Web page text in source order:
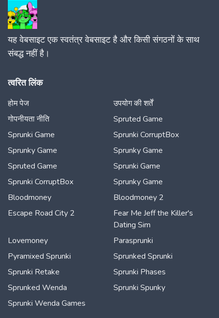
यह वेबसाइट एक स्वतंत्र वेबसाइट है और किसी संगठनों के साथ
संबद्ध नहीं है।
त्वरित लिंक
होम पेज
उपयोग की शर्तें
गोपनीयता नीति
Spruted Game
Sprunki Game
Sprunki CorruptBox
Sprunky Game
Sprunky Game
Spruted Game
Sprunki Game
Sprunki CorruptBox
Sprunky Game
Bloodmoney
Bloodmoney 2
Escape Road City 2
Fear Me Jeff the Killer's
Dating Sim
Lovemoney
Parasprunki
Pyramixed Sprunki
Sprunked Sprunki
Sprunki Retake
Sprunki Phases
Sprunked Wenda
Sprunki Spunky
Sprunki Wenda Games